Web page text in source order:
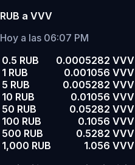
RUB a VVV
Hoy a las 06:07 PM
0.5 RUB
0.0005282 VVV
1 RUB
0.001056 VVV
5 RUB
0.005282 VVV
10 RUB
0.01056 VVV
50 RUB
0.05282 VVV
100 RUB
0.1056 VVV
500 RUB
0.5282 VVV
1,000 RUB
1.056 VVV